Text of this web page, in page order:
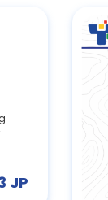
JP